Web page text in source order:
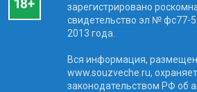
зарегистрировано
свидетельство эл № фc77-
2013 года.
Вся информация,
www.souzveche.ru,
законодательством РФ об